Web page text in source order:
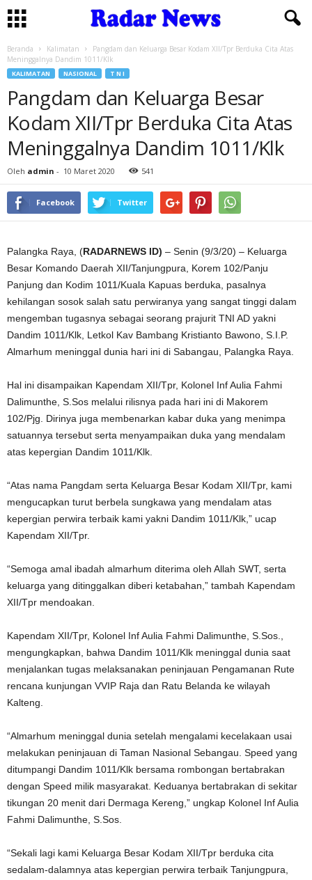
Beranda Kalimatan
Pangdam dan Keluarga Besar Kodam XII/Tpr Berduka Cita Atas
Meninggalnya Dandim 1011/Klk
KALIMATAN NASIONAL T N I
Pangdam dan Keluarga Besar
Kodam XII/Tpr Berduka Cita Atas
Meninggalnya Dandim 1011/Klk
Oleh admin - 10 Maret 2020 541
Facebook Twitter
Palangka Raya, (RADARNEWS ID) – Senin (9/3/20) – Keluarga
Besar Komando Daerah XII/Tanjungpura, Korem 102/Panju
Panjung dan Kodim 1011/Kuala Kapuas berduka, pasalnya
kehilangan sosok salah satu perwiranya yang sangat tinggi dalam
mengemban tugasnya sebagai seorang prajurit TNI AD yakni
Dandim 1011/Klk, Letkol Kav Bambang Kristianto Bawono, S.I.P.
Almarhum meninggal dunia hari ini di Sabangau, Palangka Raya.
Hal ini disampaikan Kapendam XII/Tpr, Kolonel Inf Aulia Fahmi
Dalimunthe, S.Sos melalui rilisnya pada hari ini di Makorem
102/Pjg. Dirinya juga membenarkan kabar duka yang menimpa
satuannya tersebut serta menyampaikan duka yang mendalam
atas kepergian Dandim 1011/Klk.
“Atas nama Pangdam serta Keluarga Besar Kodam XII/Tpr, kami
mengucapkan turut berbela sungkawa yang mendalam atas
kepergian perwira terbaik kami yakni Dandim 1011/Klk,” ucap
Kapendam XII/Tpr.
“Semoga amal ibadah almarhum diterima oleh Allah SWT, serta
keluarga yang ditinggalkan diberi ketabahan,” tambah Kapendam
XII/Tpr mendoakan.
Kapendam XII/Tpr, Kolonel Inf Aulia Fahmi Dalimunthe, S.Sos.,
mengungkapkan, bahwa Dandim 1011/Klk meninggal dunia saat
menjalankan tugas melaksanakan peninjauan Pengamanan Rute
rencana kunjungan VVIP Raja dan Ratu Belanda ke wilayah
Kalteng.
“Almarhum meninggal dunia setelah mengalami kecelakaan usai
melakukan peninjauan di Taman Nasional Sebangau. Speed yang
ditumpangi Dandim 1011/Klk bersama rombongan bertabrakan
dengan Speed milik masyarakat. Keduanya bertabrakan di sekitar
tikungan 20 menit dari Dermaga Kereng,” ungkap Kolonel Inf Aulia
Fahmi Dalimunthe, S.Sos.
“Sekali lagi kami Keluarga Besar Kodam XII/Tpr berduka cita
sedalam-dalamnya atas kepergian perwira terbaik Tanjungpura,